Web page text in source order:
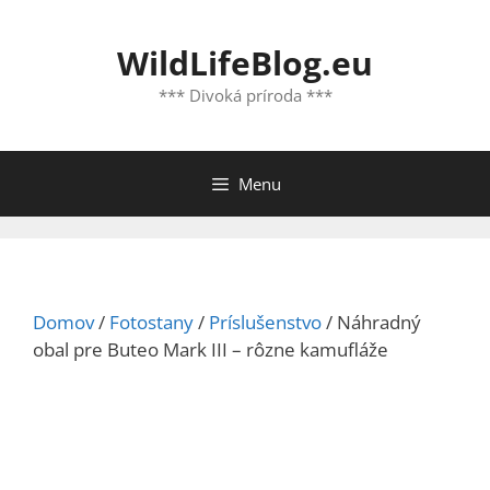
WildLifeBlog.eu
*** Divoká príroda ***
Menu
Domov/ Fotostany/ Príslušenstvo/ Náhradný
obal pre Buteo Mark III – rôzne kamufláže